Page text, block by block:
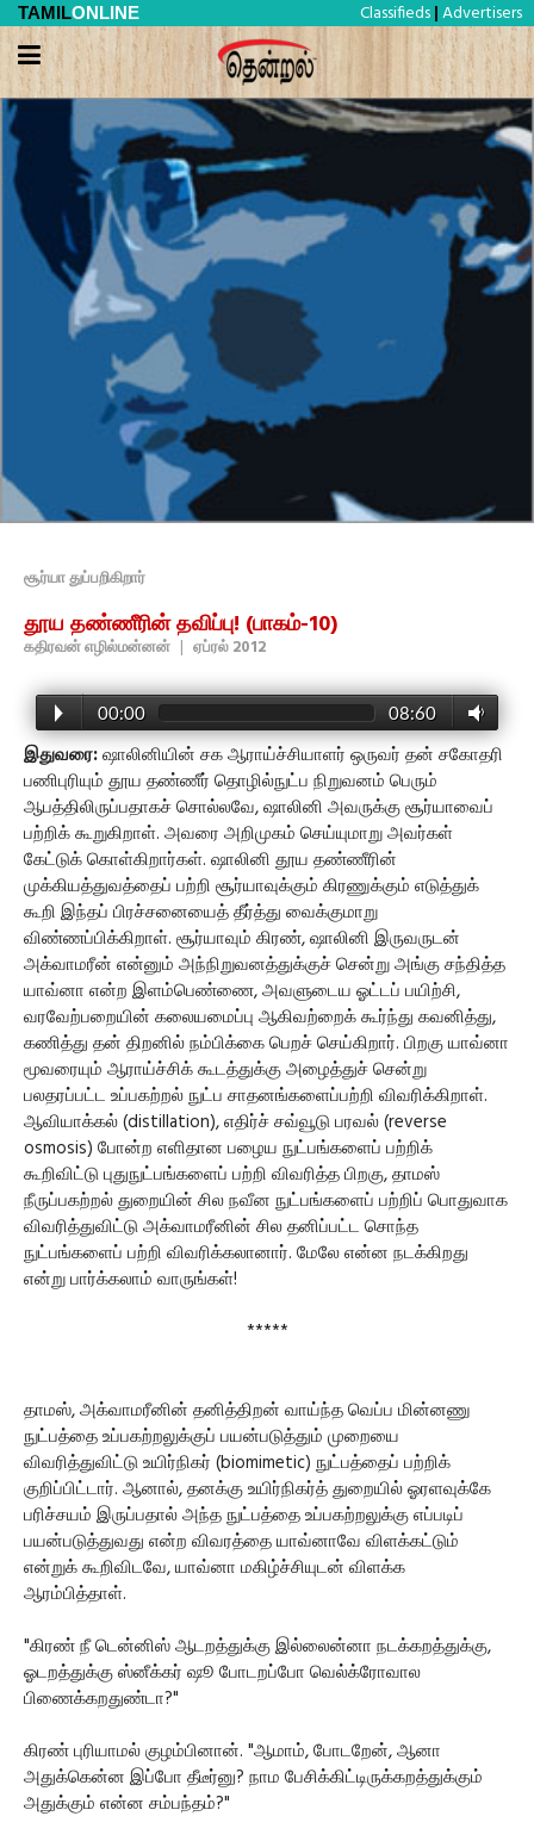
TAMILONLINE Classifieds | Advertisers
சூர்யா துப்பறிகிறார்
தூய தண்ணீரின் தவிப்பு! (பாகம்-10)
கதிரவன் எழில்மன்னன் | ஏப்ரல் 2012
00:00 08:60
இதுவரை:ஷாலினியின் சக ஆராய்ச்சியாளர் ஒருவர் தன் சகோதரி
பணிபுரியும் தூய தண்ணீர் தொழில்நுட்ப நிறுவனம் பெரும்
ஆபத்திலிருப்பதாகச் சொல்லவே, ஷாலினி அவருக்கு சூர்யாவைப்
பற்றிக் கூறுகிறாள். அவரை அறிமுகம் செய்யுமாறு அவர்கள்
கேட்டுக் கொள்கிறார்கள். ஷாலினி தூய தண்ணீரின்
முக்கியத்துவத்தைப் பற்றி சூர்யாவுக்கும் கிரணுக்கும் எடுத்துக்
கூறி இந்தப் பிரச்சனையைத் தீர்த்து வைக்குமாறு
விண்ணப்பிக்கிறாள். சூர்யாவும் கிரண், ஷாலினி இருவருடன்
அக்வாமரீன் என்னும் அந்நிறுவனத்துக்குச் சென்று அங்கு சந்தித்த
யாவ்னா என்ற இளம்பெண்ணை, அவளுடைய ஓட்டப் பயிற்சி,
வரவேற்பறையின் கலையமைப்பு ஆகிவற்றைக் கூர்ந்து கவனித்து,
கணித்து தன் திறனில் நம்பிக்கை பெறச் செய்கிறார். பிறகு யாவ்னா
மூவரையும் ஆராய்ச்சிக் கூடத்துக்கு அழைத்துச் சென்று
பலதரப்பட்ட உப்பகற்றல் நுட்ப சாதனங்களைப்பற்றி விவரிக்கிறாள்.
ஆவியாக்கல் (distillation), எதிர்ச் சவ்வூடு பரவல் (reverse
osmosis) போன்ற எளிதான பழைய நுட்பங்களைப் பற்றிக்
கூறிவிட்டு புதுநுட்பங்களைப் பற்றி விவரித்த பிறகு, தாமஸ்
நீருப்பகற்றல் துறையின் சில நவீன நுட்பங்களைப் பற்றிப் பொதுவாக
விவரித்துவிட்டு அக்வாமரீனின் சில தனிப்பட்ட சொந்த
நுட்பங்களைப் பற்றி விவரிக்கலானார். மேலே என்ன நடக்கிறது
என்று பார்க்கலாம் வாருங்கள்!
*****
தாமஸ், அக்வாமரீனின் தனித்திறன் வாய்ந்த வெப்ப மின்னணு
நுட்பத்தை உப்பகற்றலுக்குப் பயன்படுத்தும் முறையை
விவரித்துவிட்டு உயிர்நிகர் (biomimetic) நுட்பத்தைப் பற்றிக்
குறிப்பிட்டார். ஆனால், தனக்கு உயிர்நிகர்த் துறையில் ஓரளவுக்கே
பரிச்சயம் இருப்பதால் அந்த நுட்பத்தை உப்பகற்றலுக்கு எப்படிப்
பயன்படுத்துவது என்ற விவரத்தை யாவ்னாவே விளக்கட்டும்
என்றுக் கூறிவிடவே, யாவ்னா மகிழ்ச்சியுடன் விளக்க
ஆரம்பித்தாள்.
"கிரண் நீ டென்னிஸ் ஆடறத்துக்கு இல்லைன்னா நடக்கறத்துக்கு,
ஓடறத்துக்கு ஸ்னீக்கர் ஷூ போடறப்போ வெல்க்ரோவால
பிணைக்கறதுண்டா?"
கிரண் புரியாமல் குழம்பினான். "ஆமாம், போடறேன், ஆனா
அதுக்கென்ன இப்போ தீடீர்னு? நாம பேசிக்கிட்டிருக்கறத்துக்கும்
அதுக்கும் என்ன சம்பந்தம்?"